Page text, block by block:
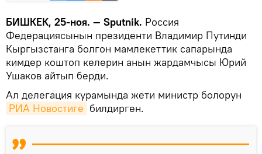
БИШКЕК, 25-ноя. — Sputnik. Россия
Федерациясынын президенти Владимир Путинди
Кыргызстанга болгон мамлекеттик сапарында
кимдер коштоп келерин анын жардамчысы Юрий
Ушаков айтып берди.
Ал делегация курамында жети министр болорун
РИА Новостиге билдирген.